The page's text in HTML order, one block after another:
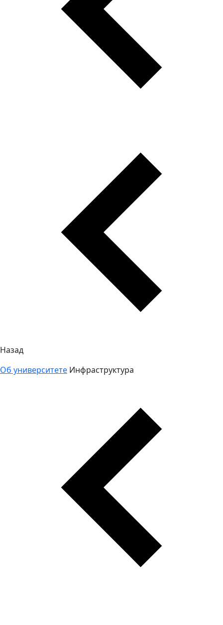
Назад
Об университете Инфраструктура